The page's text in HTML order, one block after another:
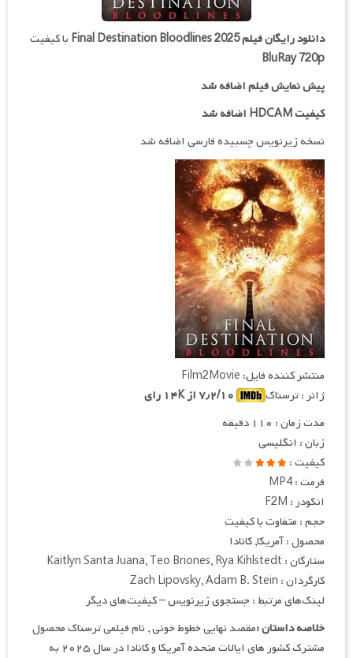
دانلود رایگان فیلمFinal Destination Bloodlines 2025 با کیفیت
BluRay 720p
پیش نمایش فیلم اضافه شد
کیفیت HDCAM اضافه شد
نسخه زیرنویس چسبیده فارسی اضافه شد
منتشر کننده فایل: Film2Movie
ژانر : ترسناک
مدت زمان : ۱۱۰ دقیقه
زبان : انگلیسی
کیفیت :
فرمت : MP4
انکودر : F2M
حجم : متفاوت با کیفیت
محصول : آمریکا, کانادا
ستارگان : Kaitlyn Santa Juana, Teo Briones, Rya Kihlstedt
کارگردان : Zach Lipovsky, Adam B. Stein
لینک‌های مرتبط : جستجوی زیرنویس – کیفیت‌های دیگر
خلاصه داستان :مقصد نهایی خطوط خونی , نام فیلمی ترسناک محصول
مشترک کشور های ایالات متحده آمریکا و کانادا در سال ۲۰۲۵ به